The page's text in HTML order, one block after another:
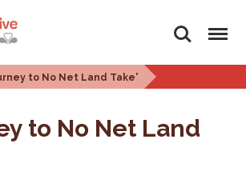
Zoeken Menu
to No Net Land Take'
to No Net Land